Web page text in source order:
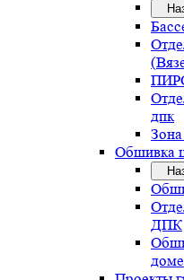
дпк
Обшивка
ДПК
доме